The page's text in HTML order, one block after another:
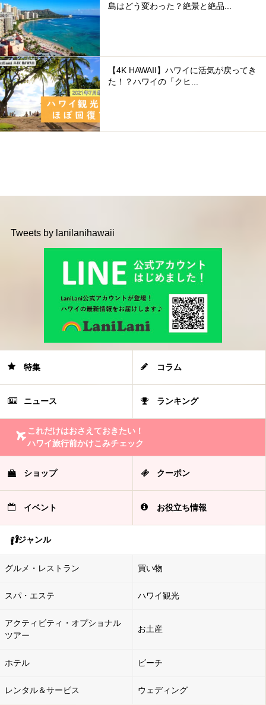
島はどう変わった？絶景と絶品...
【4K HAWAII】ハワイに活気が戻ってき
た！？ハワイの「クヒ...
Tweets by lanilanihawaii
特集 コラム
ニュース ランキング
これだけはおさえておきたい！
ハワイ旅行前かけこみチェック
ショップ クーポン
イベント お役立ち情報
ジャンル
グルメ・レストラン 買い物
スパ・エステ ハワイ観光
アクティビティ・オプショナル
ツアー
お土産
ホテル ビーチ
レンタル＆サービス ウェディング